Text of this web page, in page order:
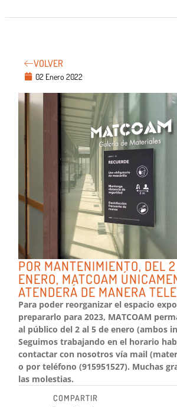
VOLVER
02 Enero 2022
POR MANTENIMIENTO, DEL
ENERO, MATCOAM
ATENDERÁ DE MANERA
Para poder reorganizar el espacio
prepararlo para 2023, MATCOAM
al público del 2 al 5 de enero (ambos
Seguimos trabajando en el horario
contactar con nosotros vía mail
o por teléfono (915951527). Muchas
las molestias.
COMPARTIR